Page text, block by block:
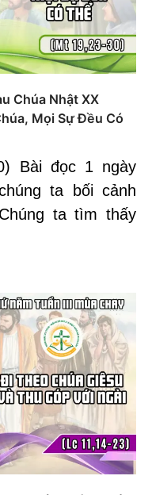
Chúa Nhật XX
Mọi Sự Đều Có
Bài đọc 1 ngày
ta bối cảnh
ta tìm thấy